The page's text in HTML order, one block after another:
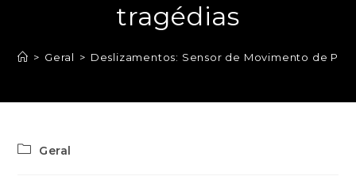
tragédias
> Geral > Deslizamentos: Sensor de Movimento de
Geral